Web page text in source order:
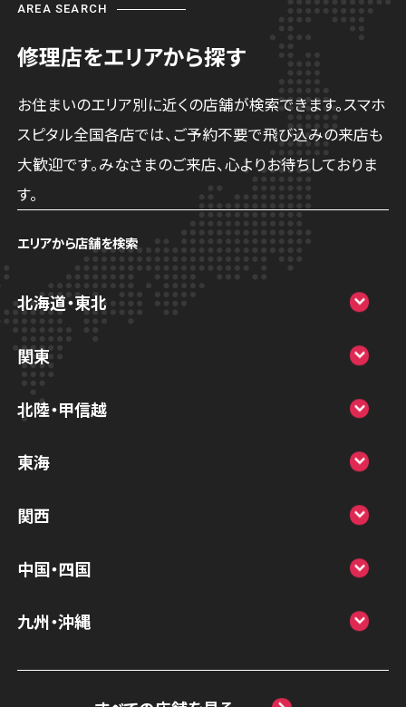
AREA SEARCH
修理店をエリアから探す
お住まいのエリア別に近くの店舗が検索できます。スマホ
スピタル全国各店では、ご予約不要で飛び込みの来店も
大歓迎です。みなさまのご来店、心よりお待ちしておりま
す。
エリアから店舗を検索
北海道・東北
スマホスピタル大丸札幌
関東
スマホスピタル宇都宮
スマホスピタル テルル三芳
スマホスピタル 熊谷
郷
スマホスピタル埼玉大宮
北陸・甲信越
スマホスピタルアル・プラザ小松
東海
スマホスピタル岐阜
スマホスピタル 藤枝
スマホスピタル名古屋駅前
関西
スマホスピタル 大阪梅田
か）
スマホスピタル京橋
中国・四国
スマホスピタル 松江
九州・沖縄